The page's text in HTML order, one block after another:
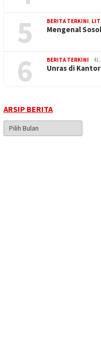
5 BERITA TERKINI
Mengenal
6 BERITA TERKINI
Unras di
ARSIP BERITA
Arsip
Berita